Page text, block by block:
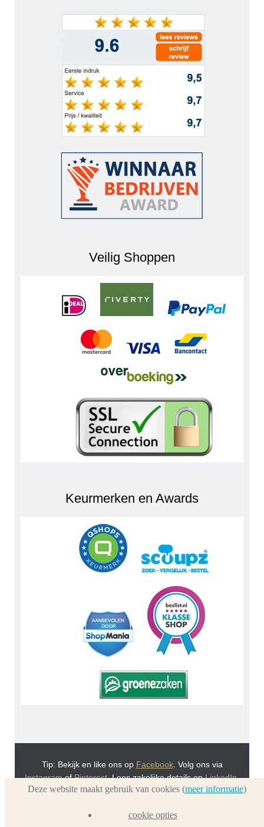
Veilig Shoppen
Keurmerken en Awards
Tip: Bekijk en like ons op Facebook. Volg ons via
InstagramofPinterest. Lees zakelijke details opLinkedIn.
Of bekijk Urnwebshop.nl instructie video's viaYou Tube.
Dierenurnwinkel.nlenGraflantaarn.nl
Deze website maakt gebruik van cookies (meer informatie)
cookie opties